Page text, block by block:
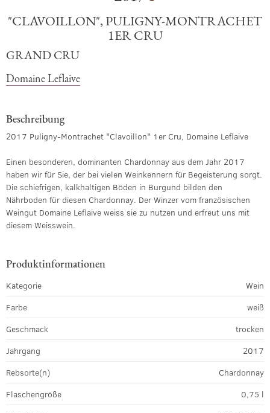
"CLAVOILLON", PULIGNY-MONTRACHET
1ER CRU
GRAND CRU
Domaine Leflaive
Beschreibung
2017 Puligny-Montrachet "Clavoillon" 1er Cru, Domaine Leflaive
Einen besonderen, dominanten Chardonnay aus dem Jahr 2017
haben wir für Sie, der bei vielen Weinkennern für Begeisterung sorgt.
Die schiefrigen, kalkhaltigen Böden in Burgund bilden den
Nährboden für diesen Chardonnay. Der Winzer vom französischen
Weingut Domaine Leflaive weiss sie zu nutzen und erfreut uns mit
diesem Weisswein.
Produktinformationen
Kategorie
Wein
Farbe
weiß
Geschmack
trocken
Jahrgang
2017
Rebsorte(n)
Chardonnay
Flaschengröße
0,75 l